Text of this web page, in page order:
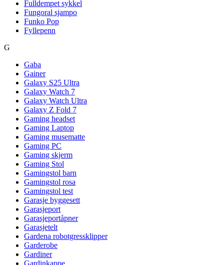
Fulldempet sykkel
Fungoral sjampo
Funko Pop
Fyllepenn
G
Gaba
Gainer
Galaxy S25 Ultra
Galaxy Watch 7
Galaxy Watch Ultra
Galaxy Z Fold 7
Gaming headset
Gaming Laptop
Gaming musematte
Gaming PC
Gaming skjerm
Gaming Stol
Gamingstol barn
Gamingstol rosa
Gamingstol test
Garasje byggesett
Garasjeport
Garasjeportåpner
Garasjetelt
Gardena robotgressklipper
Garderobe
Gardiner
Gardinkappe